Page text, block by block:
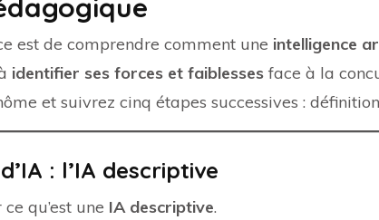
est de comprendre comment une intelligence
identifier ses forces et faiblesses face à la
et suivrez cinq étapes successives :
: l’IA descriptive
qu’est une IA descriptive.